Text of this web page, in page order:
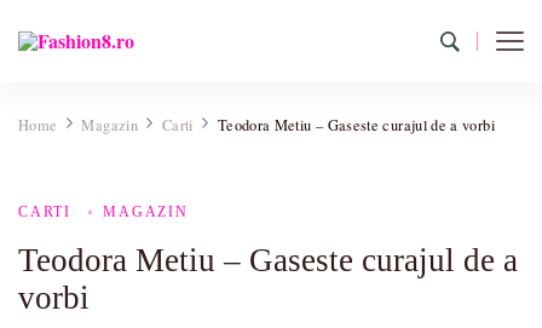
poze cu modele de manichiuri!❤️
Home Magazin Carti Teodora Metiu – Gaseste curajul de a vorbi
CARTI MAGAZIN
Teodora Metiu – Gaseste curajul de a
vorbi